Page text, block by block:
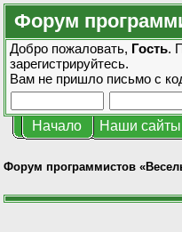
Форум
Добро пожаловать, Гость.
зарегистрируйтесь.
Вам не пришло письмо с
Начало Наши сайты
Форум программистов